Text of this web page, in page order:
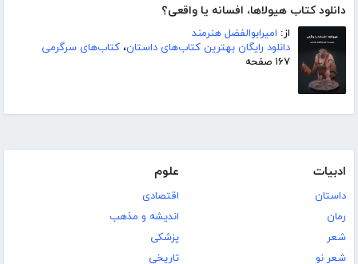
دانلود کتاب هیولاها، افسانه یا واقعی؟
از: امیرابوالفضل هنرمند
دانلود رایگان بهترین کتاب‌های داستان، کتاب‌های سرگرمی
۱۶۷ صفحه
ادبیات
داستان
رمان
شعر
شعر نو
علوم
اقتصادی
اندیشه و مذهب
پزشکی
تاریخی